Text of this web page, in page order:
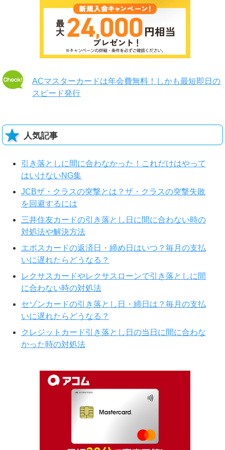
ACマスターカードは年会費無料！しかも最短即日の
スピード発行
人気記事
引き落としに間に合わなかった！これだけはやって
はいけないNG集
JCBザ・クラスの突撃とは？ザ・クラスの突撃失敗
を回避するには
三井住友カードの引き落とし日に間に合わない時の
対処法や解決方法
エポスカードの返済日・締め日はいつ？毎月の支払
いに遅れたらどうなる？
レクサスカードやレクサスローンで引き落としに間
に合わない時の対処法
セゾンカードの引き落とし日・締日は？毎月の支払
いに遅れたらどうなる？
クレジットカード引き落とし日の当日に間に合わな
かった時の対処法